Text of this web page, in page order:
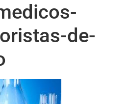
de-